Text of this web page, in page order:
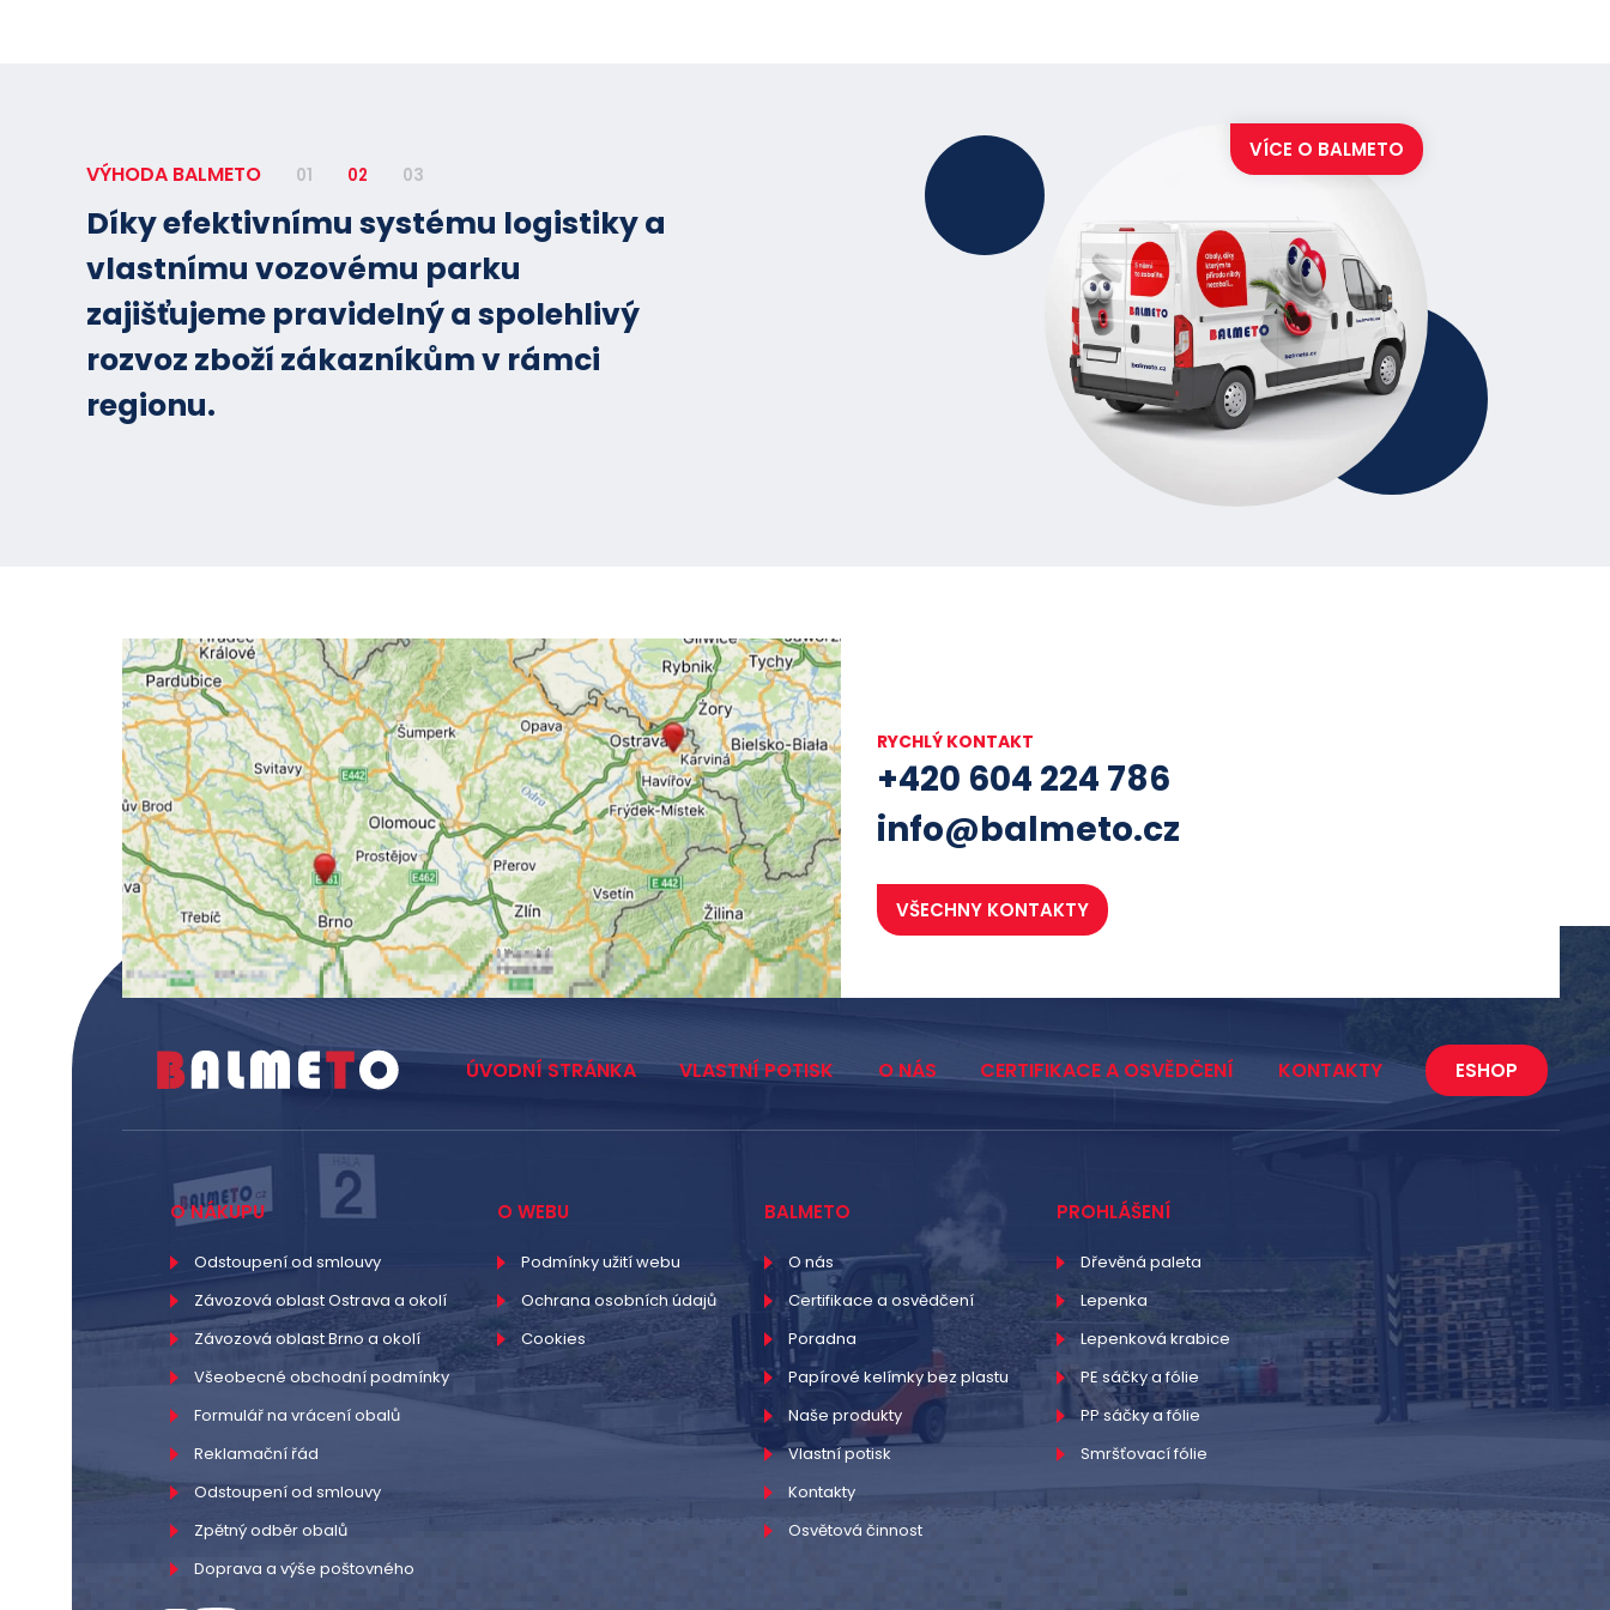
VÝHODA BALMETO 01 02 03
Díky efektivnímu systému logistiky a
vlastnímu vozovému parku
zajišťujeme pravidelný a spolehlivý
rozvoz zboží zákazníkům v rámci
regionu.
VÍCE O BALMETO
RYCHLÝ KONTAKT
+420 604 224 786
info@balmeto.cz
VŠECHNY KONTAKTY
ÚVODNÍ STRÁNKA VLASTNÍ POTISK O NÁS CERTIFIKACE A OSVĚDČENÍ KONTAKTY ESHOP
O NÁKUPU
Odstoupení od smlouvy
Závozová oblast Ostrava a okolí
Závozová oblast Brno a okolí
Všeobecné obchodní podmínky
Formulář na vrácení obalů
Reklamační řád
Odstoupení od smlouvy
Zpětný odběr obalů
Doprava a výše poštovného
O WEBU
Podmínky užití webu
Ochrana osobních údajů
Cookies
BALMETO
O nás
Certifikace a osvědčení
Poradna
Papírové kelímky bez plastu
Naše produkty
Vlastní potisk
Kontakty
Osvětová činnost
PROHLÁŠENÍ
Dřevěná paleta
Lepenka
Lepenková krabice
PE sáčky a fólie
PP sáčky a fólie
Smršťovací fólie